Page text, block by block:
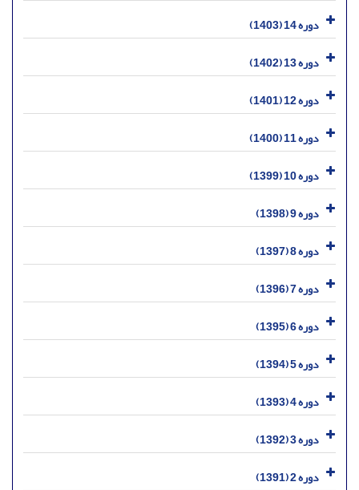
دوره 14 (1403)
دوره 13 (1402)
دوره 12 (1401)
دوره 11 (1400)
دوره 10 (1399)
دوره 9 (1398)
دوره 8 (1397)
دوره 7 (1396)
دوره 6 (1395)
دوره 5 (1394)
دوره 4 (1393)
دوره 3 (1392)
دوره 2 (1391)